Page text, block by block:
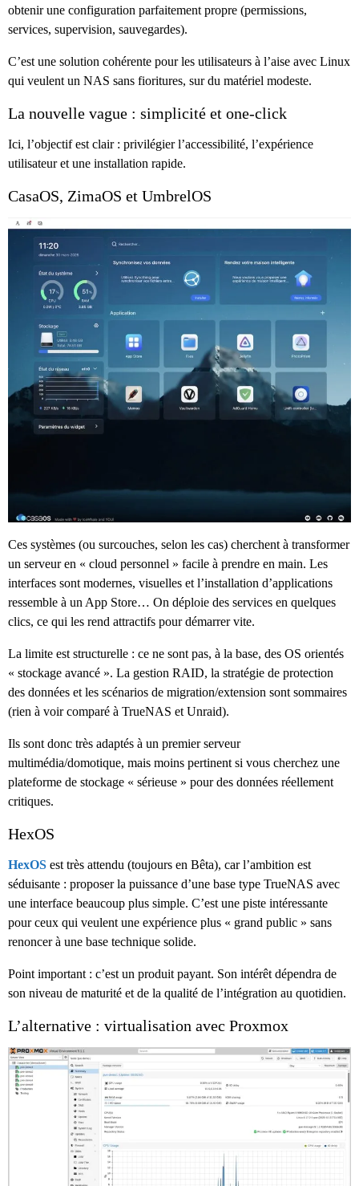
obtenir une configuration parfaitement propre (permissions,
services, supervision, sauvegardes).
C’est une solution cohérente pour les utilisateurs à l’aise avec Linux
qui veulent un NAS sans fioritures, sur du matériel modeste.
La nouvelle vague : simplicité et one-click
Ici, l’objectif est clair : privilégier l’accessibilité, l’expérience
utilisateur et une installation rapide.
CasaOS, ZimaOS et UmbrelOS
Ces systèmes (ou surcouches, selon les cas) cherchent à transformer
un serveur en « cloud personnel » facile à prendre en main. Les
interfaces sont modernes, visuelles et l’installation d’applications
ressemble à un App Store… On déploie des services en quelques
clics, ce qui les rend attractifs pour démarrer vite.
La limite est structurelle : ce ne sont pas, à la base, des OS orientés
« stockage avancé ». La gestion RAID, la stratégie de protection
des données et les scénarios de migration/extension sont sommaires
(rien à voir comparé à TrueNAS et Unraid).
Ils sont donc très adaptés à un premier serveur
multimédia/domotique, mais moins pertinent si vous cherchez une
plateforme de stockage « sérieuse » pour des données réellement
critiques.
HexOS
HexOS est très attendu (toujours en Bêta), car l’ambition est
séduisante : proposer la puissance d’une base type TrueNAS avec
une interface beaucoup plus simple. C’est une piste intéressante
pour ceux qui veulent une expérience plus « grand public » sans
renoncer à une base technique solide.
Point important : c’est un produit payant. Son intérêt dépendra de
son niveau de maturité et de la qualité de l’intégration au quotidien.
L’alternative : virtualisation avec Proxmox